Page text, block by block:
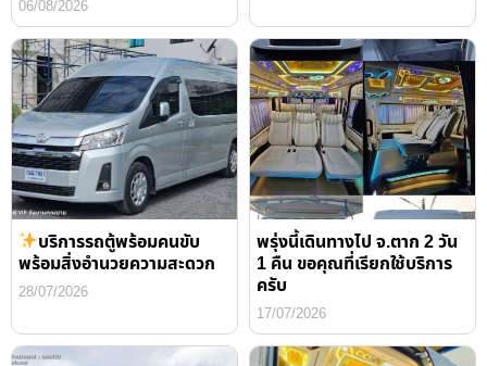
06/08/2026
บริการรถตู้พร้อมคนขับ
พร้อมสิ่งอำนวยความสะดวก
28/07/2026
พรุ่งนี้เดินทางไป จ.ตาก 2 วัน
1 คืน ขอคุณที่เรียกใช้บริการ
ครับ
17/07/2026